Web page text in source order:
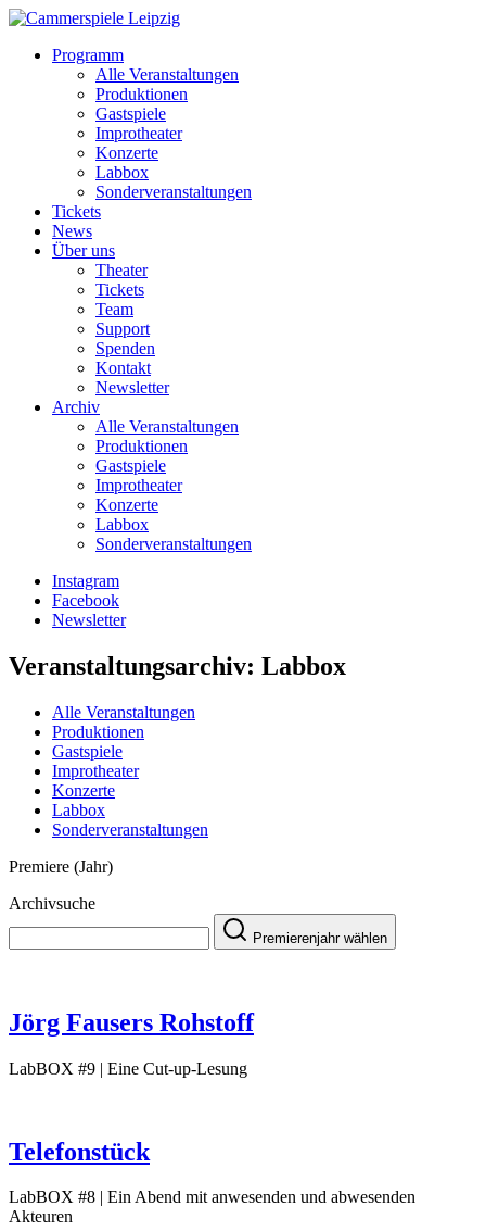
Programm
Alle Veranstaltungen
Produktionen
Gastspiele
Improtheater
Konzerte
Labbox
Sonderveranstaltungen
Tickets
News
Über uns
Theater
Tickets
Team
Support
Spenden
Kontakt
Newsletter
Archiv
Alle Veranstaltungen
Produktionen
Gastspiele
Improtheater
Konzerte
Labbox
Sonderveranstaltungen
Instagram
Facebook
Newsletter
Veranstaltungsarchiv: Labbox
Alle Veranstaltungen
Produktionen
Gastspiele
Improtheater
Konzerte
Labbox
Sonderveranstaltungen
Premiere (Jahr)
Archivsuche
Premierenjahr wählen
Jörg Fausers Rohstoff
LabBOX #9 | Eine Cut-up-Lesung
Telefonstück
LabBOX #8 | Ein Abend mit anwesenden und abwesenden
Akteuren